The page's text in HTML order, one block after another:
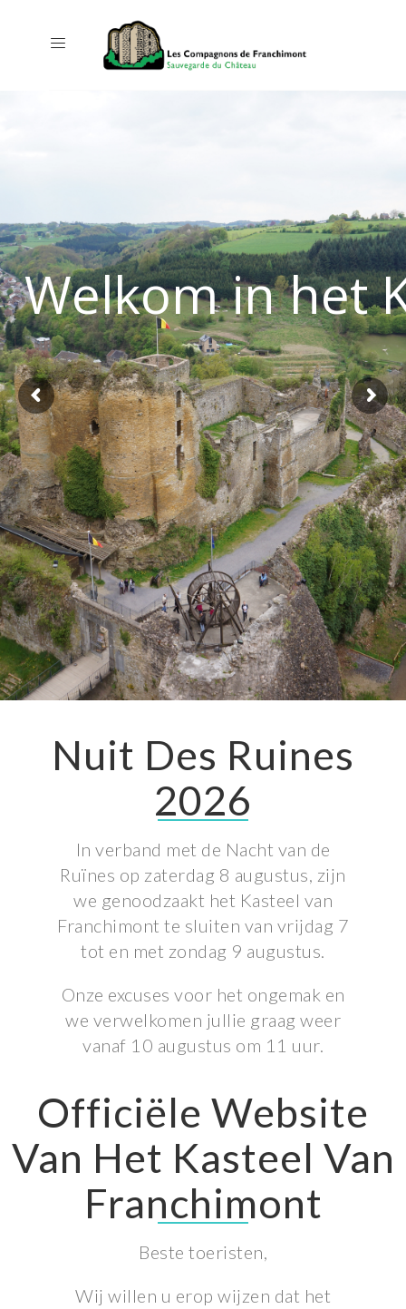
Welkom in het
Nuit Des Ruines
2026
In verband met de Nacht van de
Ruïnes op zaterdag 8 augustus, zijn
we genoodzaakt het Kasteel van
Franchimont te sluiten van vrijdag 7
tot en met zondag 9 augustus.
Onze excuses voor het ongemak en
we verwelkomen jullie graag weer
vanaf 10 augustus om 11 uur.
Officiële Website
Van Het Kasteel Van
Franchimont
Beste toeristen,
Wij willen u erop wijzen dat het